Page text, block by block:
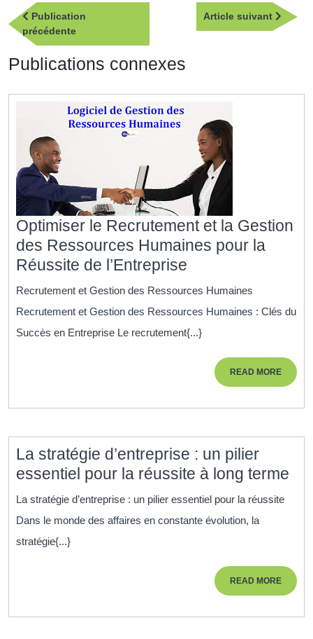
de
l’article
Publication
précédentePublication
précédente
Article suivant
Article
Publications connexes
Optimiser le Recrutement et la Gestion
des Ressources Humaines pour la
Réussite de l’Entreprise
Recrutement
la
Gestion
pour
la
Réussite
de
l’Entreprise
Recrutement et Gestion des Ressources Humaines
Recrutement et Gestion des Ressources Humaines : Clés du
Succès en Entreprise Le recrutement{...}
READ MOREREAD
MORE
La stratégie d’entreprise : un pilier
essentiel pour la réussite à long terme
La stratégie d’entreprise : un pilier essentiel pour la réussite
Dans le monde des affaires en constante évolution, la
stratégie{...}
READ MOREREAD
MORE